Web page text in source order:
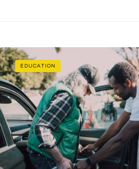
EDUCATION